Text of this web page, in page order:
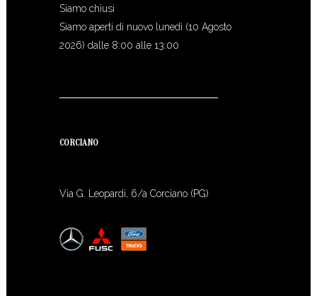
Siamo chiusi
Siamo aperti di nuovo lunedì (10 Agosto
2026) dalle 8:00 alle 13:00
CORCIANO
Via G. Leopardi, 6/a Corciano (PG)